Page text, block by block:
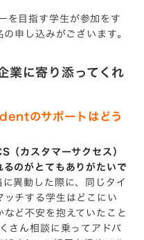
目指す学生が参加をす
申し込みがございます。
業に寄り添ってくれ
のサポートはどう
（カスタマーサクセス）
のがとてもありがたいで
異動した際に、同じタイ
チする学生はどこにい
ど不安を抱えていたこと
さん相談に乗ってアドバ